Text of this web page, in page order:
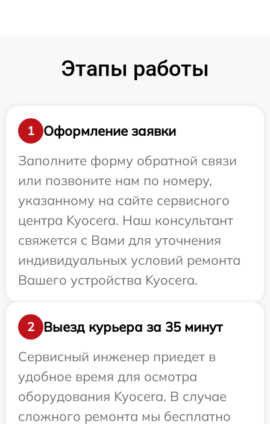
Этапы работы
1
Оформление заявки
Заполните форму обратной связи
или позвоните нам по номеру,
указанному на сайте сервисного
центра Kyocera. Наш консультант
свяжется с Вами для уточнения
индивидуальных условий ремонта
Вашего устройства Kyocera.
2
Выезд курьера за 35 минут
Сервисный инженер приедет в
удобное время для осмотра
оборудования Kyocera. В случае
сложного ремонта мы бесплатно